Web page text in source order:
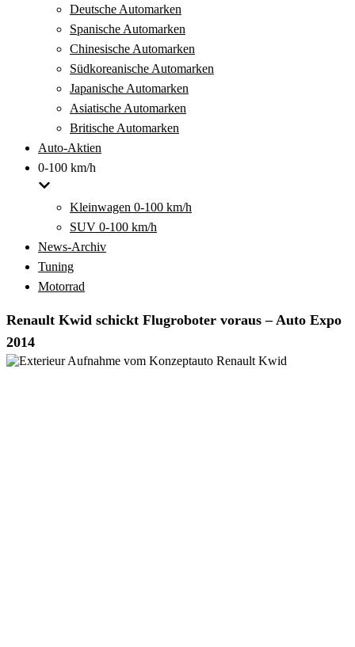
Deutsche Automarken
Spanische Automarken
Chinesische Automarken
Südkoreanische Automarken
Japanische Automarken
Asiatische Automarken
Britische Automarken
Auto-Aktien
0-100 km/h
Kleinwagen 0-100 km/h
SUV 0-100 km/h
News-Archiv
Tuning
Motorrad
Renault Kwid schickt Flugroboter voraus – Auto Expo
2014